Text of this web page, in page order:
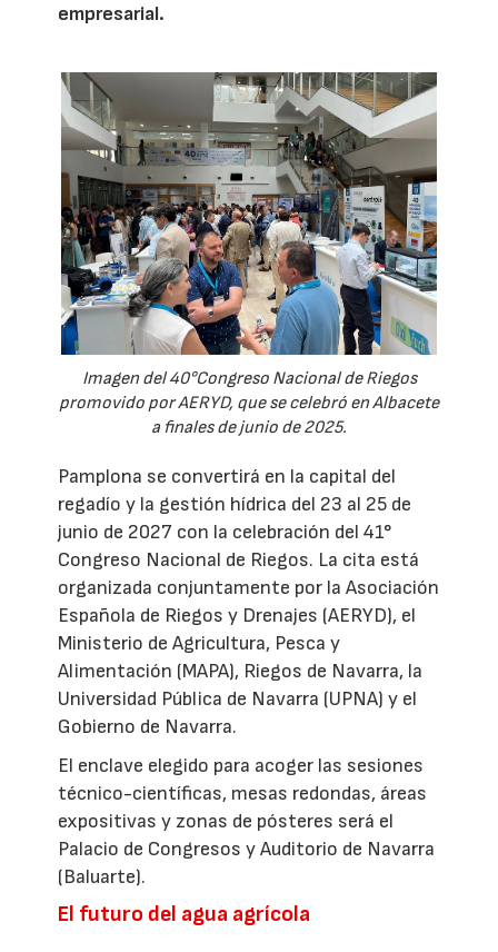
empresarial.
Imagen del 40°Congreso Nacional de Riegos
promovido por AERYD, que se celebró en Albacete
a finales de junio de 2025.
Pamplona se convertirá en la capital del
regadío y la gestión hídrica del 23 al 25 de
junio de 2027 con la celebración del 41°
Congreso Nacional de Riegos. La cita está
organizada conjuntamente por la Asociación
Española de Riegos y Drenajes (AERYD), el
Ministerio de Agricultura, Pesca y
Alimentación (MAPA), Riegos de Navarra, la
Universidad Pública de Navarra (UPNA) y el
Gobierno de Navarra.
El enclave elegido para acoger las sesiones
técnico-científicas, mesas redondas, áreas
expositivas y zonas de pósteres será el
Palacio de Congresos y Auditorio de Navarra
(Baluarte).
El futuro del agua agrícola